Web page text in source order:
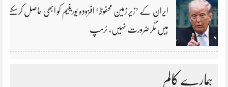
ایران کے ’زیر زمین محفوظ‘ افزودہ یورینیم کو ابھی حاصل کرسکتے
ہیں مگر ضرورت نہیں، ٹرمپ
ہمارے کالم